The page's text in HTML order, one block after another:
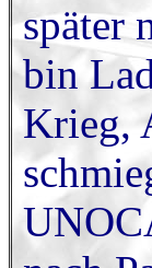
später
bin
Krieg,